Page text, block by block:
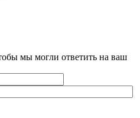
мы могли ответить на ваш